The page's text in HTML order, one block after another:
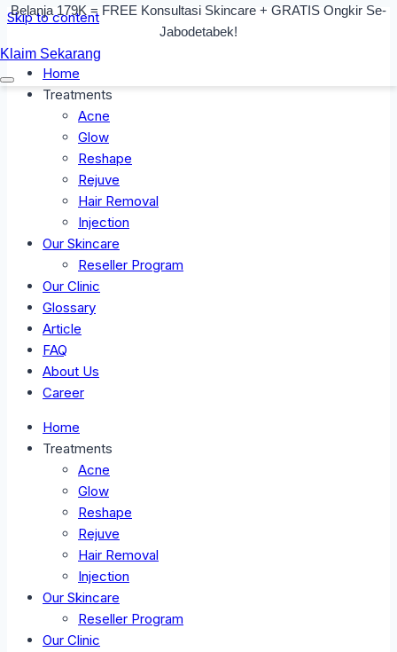
Skip to content
Home
Treatments
Acne
Glow
Reshape
Rejuve
Hair Removal
Injection
Our Skincare
Reseller Program
Our Clinic
Glossary
Article
FAQ
About Us
Career
Home
Treatments
Acne
Glow
Reshape
Rejuve
Hair Removal
Injection
Our Skincare
Reseller Program
Our Clinic
Belanja 179K = FREE Konsultasi Skincare + GRATIS Ongkir Se-
Jabodetabek!
Klaim Sekarang